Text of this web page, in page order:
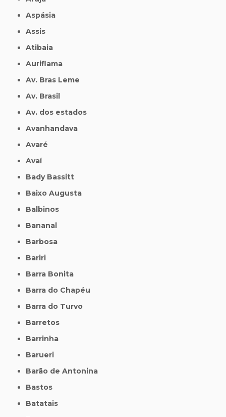
Aspásia
Assis
Atibaia
Auriflama
Av. Bras Leme
Av. Brasil
Av. dos estados
Avanhandava
Avaré
Avaí
Bady Bassitt
Baixo Augusta
Balbinos
Bananal
Barbosa
Bariri
Barra Bonita
Barra do Chapéu
Barra do Turvo
Barretos
Barrinha
Barueri
Barão de Antonina
Bastos
Batatais